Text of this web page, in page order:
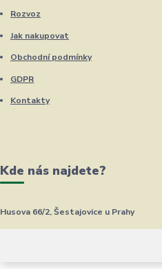
Rozvoz
Jak nakupovat
Obchodní podmínky
GDPR
Kontakty
Kde nás najdete?
Husova 66/2, Šestajovice u Prahy